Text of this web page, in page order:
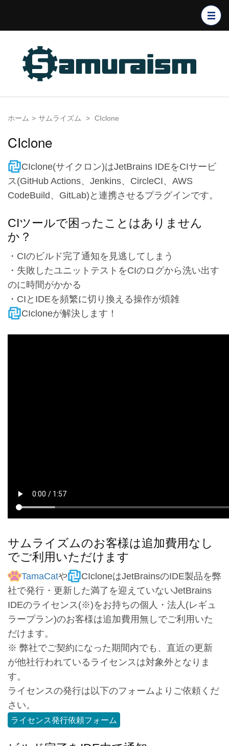
ッ
(Enter
を
す)
ホーム > サムライズム > CIclone
CIclone
CIclone(サイクロン)はJetBrains IDEをCIサービ
ス(GitHub Actions、Jenkins、CircleCI、AWS
CodeBuild、GitLab)と連携させるプラグインです。
CIツールで困ったことはありません
か？
・CIのビルド完了通知を見逃してしまう
・失敗したユニットテストをCIのログから洗い出す
のに時間がかかる
・CIとIDEを頻繁に切り換える操作が煩雑
CIcloneが解決します！
サムライズムのお客様は追加費用なし
でご利用いただけます
TamaCatや
CIcloneはJetBrainsのIDE製品を弊
社で発行・更新した満了を迎えていないJetBrains
IDEのライセンス(※)をお持ちの個人・法人(レギュ
ラープラン)のお客様は追加費用無しでご利用いた
だけます。
※ 弊社でご契約になった期間内でも、直近の更新
が他社行われているライセンスは対象外となりま
す。
ライセンスの発行は以下のフォームよりご依頼くだ
さい。
ライセンス発行依頼フォーム